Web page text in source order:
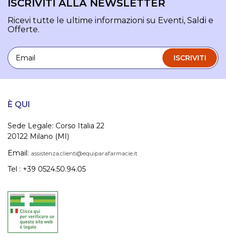
ISCRIVITI ALLA NEWSLETTER
Ricevi tutte le ultime informazioni su Eventi, Saldi e
Offerte.
Email
ISCRIVITI
È QUI
Sede Legale: Corso Italia 22
20122 Milano (MI)
Email: assistenza.clienti@equiparafarmacie.it
Tel : +39 0524.50.94.05